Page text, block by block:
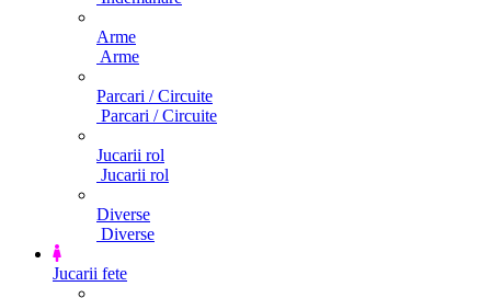
Arme
Arme
Parcari / Circuite
Parcari / Circuite
Jucarii rol
Jucarii rol
Diverse
Diverse
Jucarii fete